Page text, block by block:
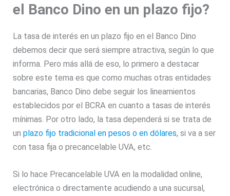
el Banco Dino en un plazo fijo?
La tasa de interés en un plazo fijo en el Banco Dino
debemos decir que será siempre atractiva, según lo que
informa. Pero más allá de eso, lo primero a destacar
sobre este tema es que como muchas otras entidades
bancarias, Banco Dino debe seguir los lineamientos
establecidos por el BCRA en cuanto a tasas de interés
mínimas. Por otro lado, la tasa dependerá si se trata de
unplazo fijo tradicional en pesos o en dólares, si va a ser
con tasa fija o precancelable UVA, etc.
Si lo hace Precancelable UVA en la modalidad online,
electrónica o directamente acudiendo a una sucursal,